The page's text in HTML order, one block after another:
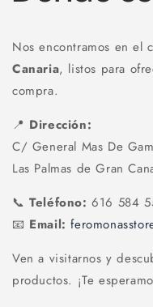
Nos encontramos en el
Canaria, listos para
compra.
📍 Dirección:
C/ General Mas De
Las Palmas de Gran
📞Teléfono: 616 584
📧 Email:
Ven a visitarnos y
productos. ¡Te